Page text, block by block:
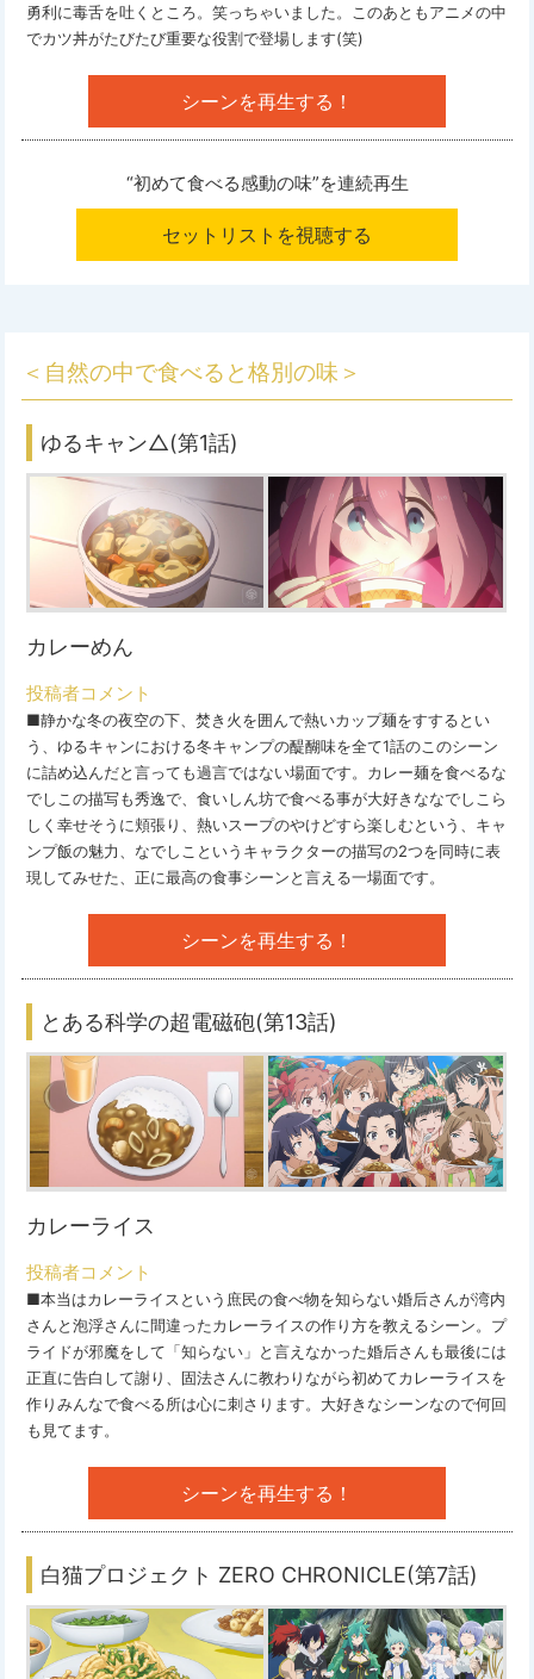
勇利に毒舌を吐くところ。笑っちゃいました。このあともアニメの中
でカツ丼がたびたび重要な役割で登場します(笑)
シーンを再生する！
“初めて食べる感動の味”を連続再生
セットリストを視聴する
＜自然の中で食べると格別の味＞
ゆるキャン△(第1話)
カレーめん
投稿者コメント
■静かな冬の夜空の下、焚き火を囲んで熱いカップ麺をすするとい
う、ゆるキャンにおける冬キャンプの醍醐味を全て1話のこのシーン
に詰め込んだと言っても過言ではない場面です。カレー麺を食べるな
でしこの描写も秀逸で、食いしん坊で食べる事が大好きななでしこら
しく幸せそうに頬張り、熱いスープのやけどすら楽しむという、キャ
ンプ飯の魅力、なでしこというキャラクターの描写の2つを同時に表
現してみせた、正に最高の食事シーンと言える一場面です。
シーンを再生する！
とある科学の超電磁砲(第13話)
カレーライス
投稿者コメント
■本当はカレーライスという庶民の食べ物を知らない婚后さんが湾内
さんと泡浮さんに間違ったカレーライスの作り方を教えるシーン。プ
ライドが邪魔をして「知らない」と言えなかった婚后さんも最後には
正直に告白して謝り、固法さんに教わりながら初めてカレーライスを
作りみんなで食べる所は心に刺さります。大好きなシーンなので何回
も見てます。
シーンを再生する！
白猫プロジェクト ZERO CHRONICLE(第7話)